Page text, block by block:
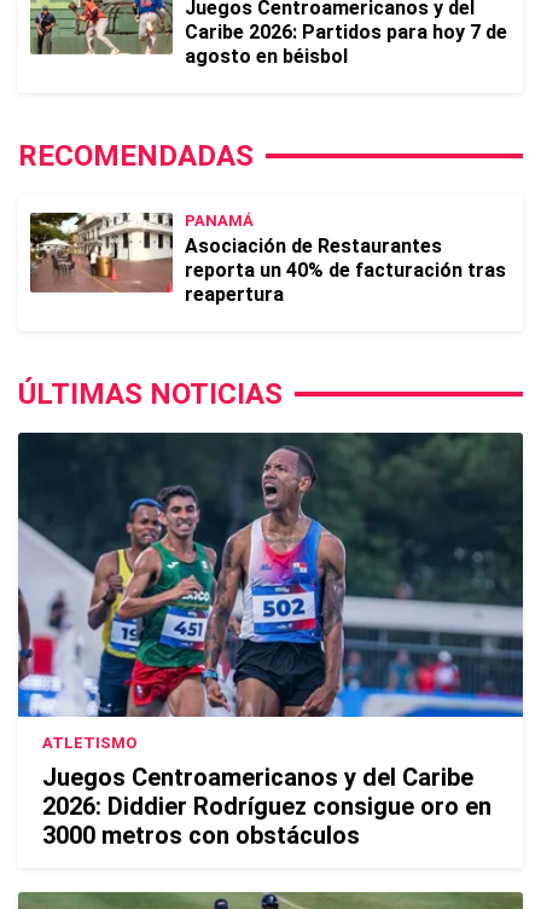
Juegos Centroamericanos y del
Caribe 2026: Partidos para hoy 7 de
agosto en béisbol
RECOMENDADAS
PANAMÁ
Asociación de Restaurantes
reporta un 40% de facturación tras
reapertura
ÚLTIMAS NOTICIAS
ATLETISMO
Juegos Centroamericanos y del Caribe
2026: Diddier Rodríguez consigue oro en
3000 metros con obstáculos